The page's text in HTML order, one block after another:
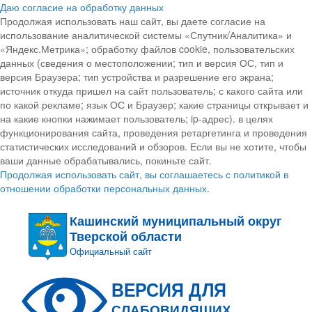
Даю согласие на обработку данных
Продолжая использовать наш сайт, вы даете согласие на
использование аналитической системы «Спутник/Аналитика» и
«Яндекс.Метрика»; обработку файлов cookie, пользовательских
данных (сведения о местоположении; тип и версия ОС, тип и
версия Браузера; тип устройства и разрешение его экрана;
источник откуда пришел на сайт пользователь; с какого сайта или
по какой рекламе; язык ОС и Браузер; какие страницы открывает и
на какие кнопки нажимает пользователь; ip-адрес). в целях
функционирования сайта, проведения ретаргетинга и проведения
статистических исследований и обзоров. Если вы не хотите, чтобы
ваши данные обрабатывались, покиньте сайт.
Продолжая использовать сайт, вы соглашаетесь с политикой в
отношении обработки персональных данных.